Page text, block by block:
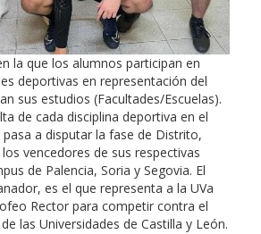
la que los alumnos participan en
deportivas en representación del
sus estudios (Facultades/Escuelas).
de cada disciplina deportiva en el
a disputar la fase de Distrito,
vencedores de sus respectivas
de Palencia, Soria y Segovia. El
es el que representa a la UVa
Rector para competir contra el
las Universidades de Castilla y León.